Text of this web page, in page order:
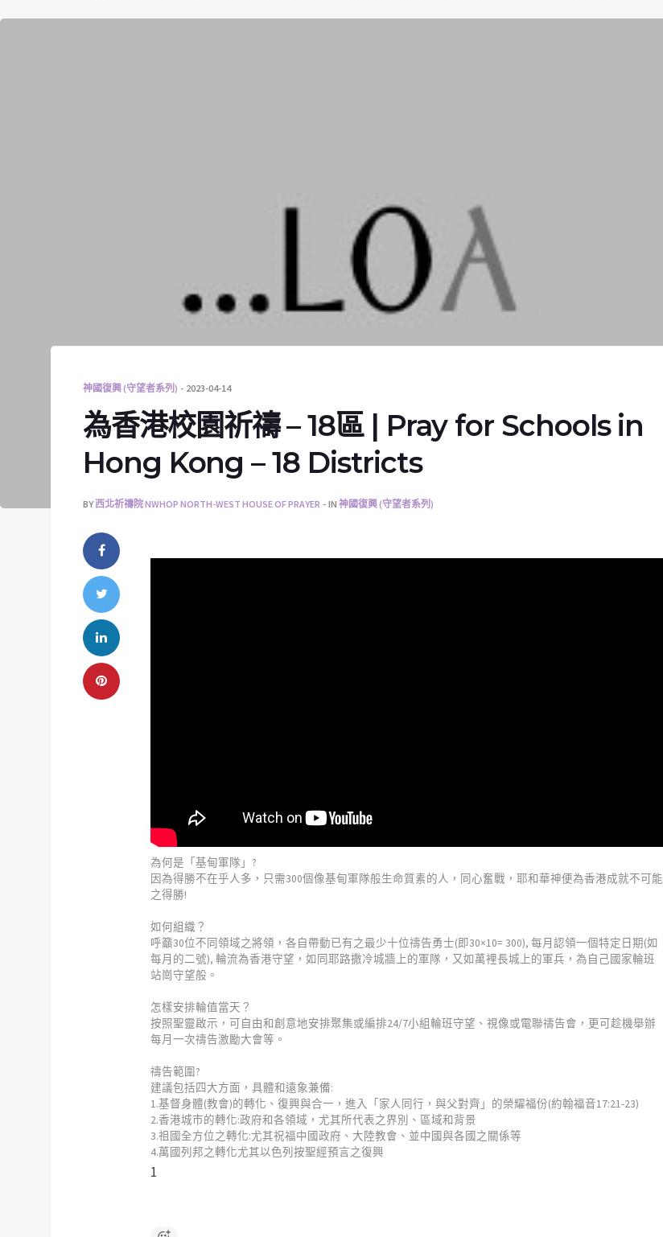
神國復興 (守望者系列) 2023-04-14
為香港校園祈禱 – 18區 | Pray for Schools in
Hong Kong – 18 Districts
BY西北祈禱院 NWHOP NORTH-WEST HOUSE OF PRAYER IN 神國復興 (守望者系列)
為何是「基甸軍隊」?
因為得勝不在乎人多，只需300個像基甸軍隊般生命質素的人，同心奮戰，耶和華神便為香港成就不可能
之得勝!
如何組織？
呼籲30位不同領域之將領，各自帶動已有之最少十位禱告勇士(即30×10= 300), 每月認領一個特定日期(如
每月的二號), 輪流為香港守望，如同耶路撒冷城牆上的軍隊，又如萬裡長城上的軍兵，為自己國家輪班
站崗守望般。
怎樣安排輪值當天？
按照聖靈啟示，可自由和創意地安排聚集或編排24/7小組輪班守望、視像或電聯禱告會，更可趁機舉辦
每月一次禱告激勵大會等。
禱告範圍?
建議包括四大方面，具體和遠象兼備:
1.基督身體(教會)的轉化、復興與合一，進入「家人同行，與父對齊」的榮耀福份(約翰福音17:21-23)
2.香港城市的轉化:政府和各領域，尤其所代表之界別、區域和背景
3.祖國全方位之轉化:尤其祝福中國政府、大陸教會、並中國與各國之關係等
4.萬國列邦之轉化尤其以色列按聖經預言之復興
1